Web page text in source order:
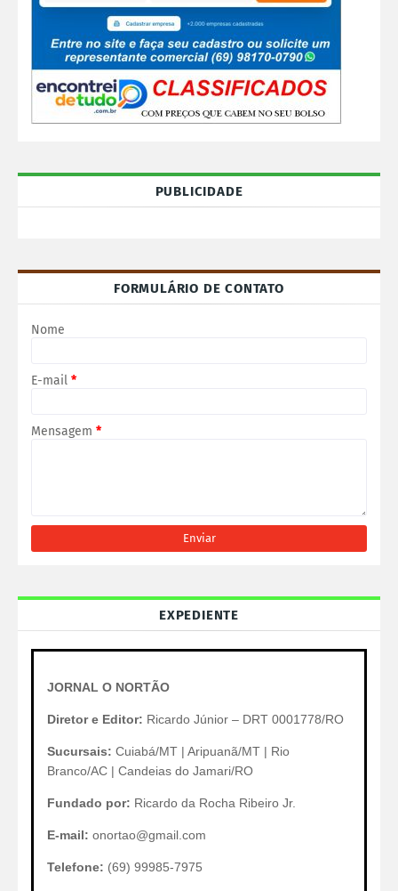
PUBLICIDADE
FORMULÁRIO DE CONTATO
Nome
E-mail *
Mensagem *
EXPEDIENTE
JORNAL O NORTÃO
Diretor e Editor: Ricardo Júnior – DRT 0001778/RO
Sucursais: Cuiabá/MT | Aripuanã/MT | Rio
Branco/AC | Candeias do Jamari/RO
Fundado por: Ricardo da Rocha Ribeiro Jr.
E-mail: onortao@gmail.com
Telefone: (69) 99985-7975